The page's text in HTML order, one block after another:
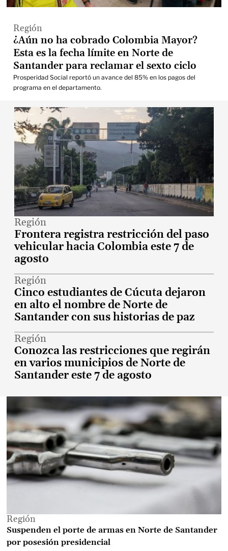
Región
Frontera registra restricción del paso
vehicular hacia Colombia este 7 de
agosto
Región
Cinco estudiantes de Cúcuta dejaron
en alto el nombre de Norte de
Santander con sus historias de paz
Región
Conozca las restricciones que regirán
en varios municipios de Norte de
Santander este 7 de agosto
Región
¿Aún no ha cobrado Colombia Mayor?
Esta es la fecha límite en Norte de
Santander para reclamar el sexto ciclo
Prosperidad Social reportó un avance del 85% en los pagos del
programa en el departamento.
Región
Suspenden el porte de armas en Norte de Santander
por posesión presidencial